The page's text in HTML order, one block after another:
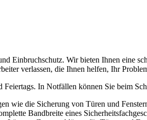
Einbruchschutz. Wir bieten Ihnen eine
verlassen, die Ihnen helfen, Ihr
In Notfällen können Sie beim
wie die Sicherung von Türen und
Bandbreite eines